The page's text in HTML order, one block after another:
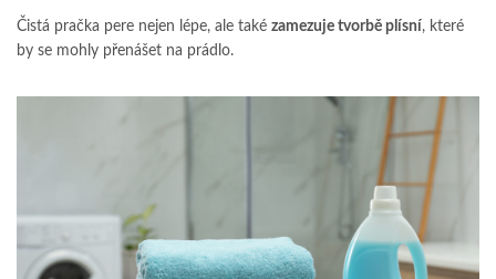
Čistá pračka pere nejen lépe, ale také zamezuje tvorbě plísní, které
by se mohly přenášet na prádlo.